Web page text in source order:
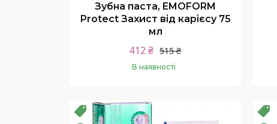
Зубна паста, EMOFORM
Protect Захист від карієсу 75
мл
515 ₴
412 ₴
В наявності
Купити
РОЗПРОДАЖ